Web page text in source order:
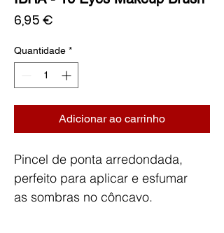
6,95 €
Quantidade *
Adicionar ao carrinho
Pincel de ponta arredondada,
perfeito para aplicar e esfumar
as sombras no côncavo.